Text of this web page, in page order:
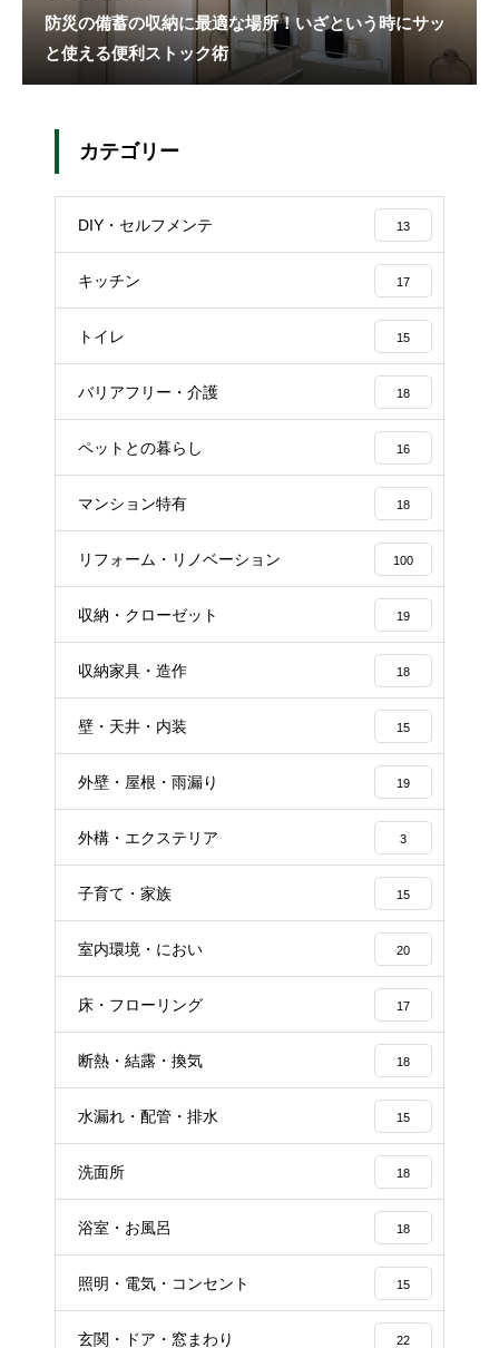
防災の備蓄の収納に最適な場所！いざという時にサッ
と使える便利ストック術
カテゴリー
DIY・セルフメンテ 13
キッチン 17
トイレ 15
バリアフリー・介護 18
ペットとの暮らし 16
マンション特有 18
リフォーム・リノベーション 100
収納・クローゼット 19
収納家具・造作 18
壁・天井・内装 15
外壁・屋根・雨漏り 19
外構・エクステリア 3
子育て・家族 15
室内環境・におい 20
床・フローリング 17
断熱・結露・換気 18
水漏れ・配管・排水 15
洗面所 18
浴室・お風呂 18
照明・電気・コンセント 15
玄関・ドア・窓まわり 22